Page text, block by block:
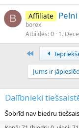
B Affiliate
borex
Atbildes 0 1.
Pirmais
Jums ir
Dalībnieki
Šobrīd nav biedru